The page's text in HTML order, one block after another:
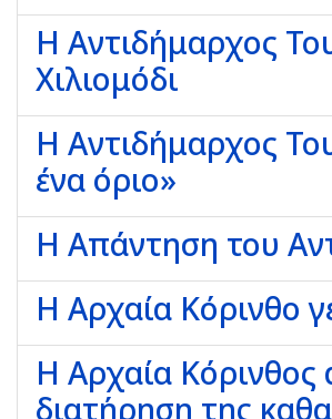
Η Αντιδήμαρχος
Χιλιομόδι
Η Αντιδήμαρχος
ένα όριο»
Η Απάντηση του
Η Αρχαία Κόρινθο
Η Αρχαία Κόρινθος
διατήρηση της